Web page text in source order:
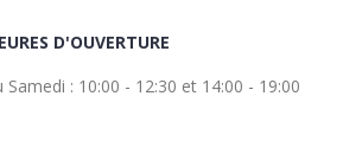
D'OUVERTURE
: 10:00 - 12:30 et 14:00 - 19:00